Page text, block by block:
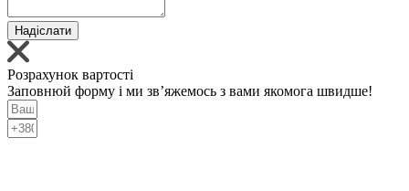
Надіслати
Розрахунок вартості
Заповнюй форму і ми зв’яжемось з вами якомога швидше!